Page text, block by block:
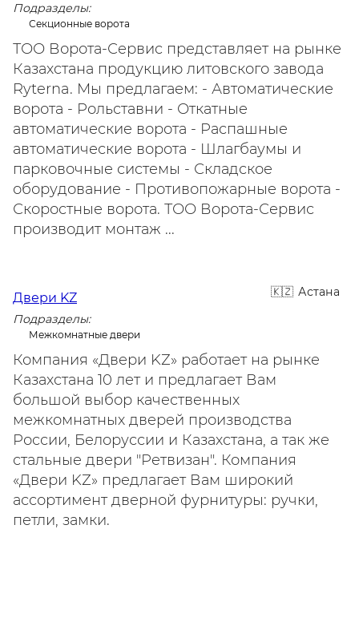
Подразделы:
Секционные ворота
ТОО Ворота-Сервис представляет на рынке
Казахстана продукцию литовского завода
Ryterna. Мы предлагаем: - Автоматические
ворота - Рольставни - Откатные
автоматические ворота - Распашные
автоматические ворота - Шлагбаумы и
парковочные системы - Складское
оборудование - Противопожарные ворота -
Скоростные ворота. ТОО Ворота-Сервис
производит монтаж ...
Астана
Двери KZ
Подразделы:
Межкомнатные двери
Компания «Двери KZ» работает на рынке
Казахстана 10 лет и предлагает Вам
большой выбор качественных
межкомнатных дверей производства
России, Белоруссии и Казахстана, а так же
стальные двери "Ретвизан". Компания
«Двери KZ» предлагает Вам широкий
ассортимент дверной фурнитуры: ручки,
петли, замки.